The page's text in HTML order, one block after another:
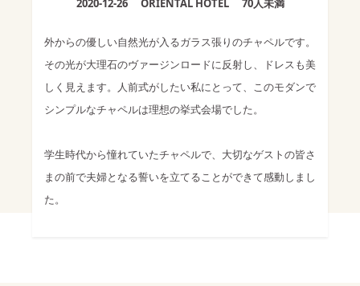
2020-12-26 ORIENTAL HOTEL 70人未満
外からの優しい自然光が入るガラス張りのチャペルです。
その光が大理石のヴァージンロードに反射し、ドレスも美
しく見えます。人前式がしたい私にとって、このモダンで
シンプルなチャペルは理想の挙式会場でした。
学生時代から憧れていたチャペルで、大切なゲストの皆さ
まの前で夫婦となる誓いを立てることができて感動しまし
た。